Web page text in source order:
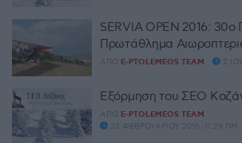
SERVIA OPEN 2016: 30ο
Πρωτάθλημα
ΑΠΌ E-PTOLEMEOS TEAM 2
Εξόρμηση του ΣΕΟ
ΑΠΌ E-PTOLEMEOS TEAM
23 ΦΕΒΡΟΥΑΡΊΟΥ 2016, 11:29 ΠΜ